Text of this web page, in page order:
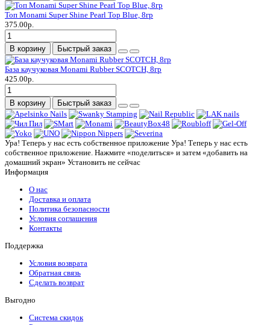
Топ Monami Super Shine Pearl Top Blue, 8гр
375.00р.
В корзину Быстрый заказ
База каучуковая Monami Rubber SCOTCH, 8гр
425.00р.
В корзину Быстрый заказ
Ура! Теперь у нас есть собственное приложение Ура! Теперь у нас есть
собственное приложение. Нажмите «поделиться» и затем «добавить на
домашний экран» Установить не сейчас
Информация
О нас
Доставка и оплата
Политика безопасности
Условия соглашения
Контакты
Поддержка
Условия возврата
Обратная связь
Сделать возврат
Выгодно
Система скидок